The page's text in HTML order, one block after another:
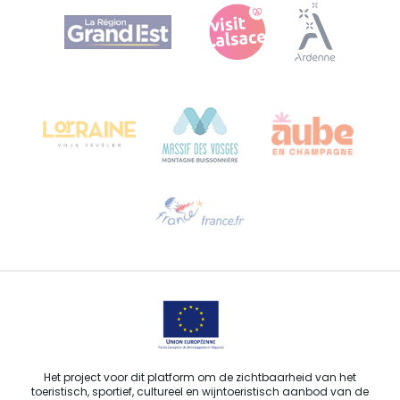
Agence Régionale du Tourisme Grand Est
Bureau de Colmar (hoofdkantoor)
Stuur ons een e-mail
Het project voor dit platform om de zichtbaarheid van het
toeristisch, sportief, cultureel en wijntoeristisch aanbod van de